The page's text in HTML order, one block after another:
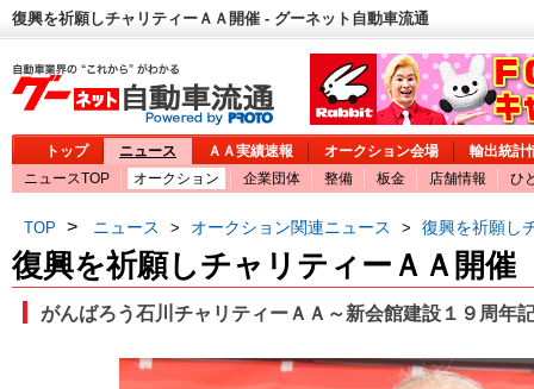
復興を祈願しチャリティーＡＡ開催 - グーネット自動車流通
トップ ニュース ＡＡ実績速報 オークション会場
輸出統計
ニュースTOP
オークション 企業団体 整備 板金 店舗情報 ひ
TOP > ニュース > オークション関連ニュース > 復興を祈願し
復興を祈願しチャリティーＡＡ開催
がんばろう石川チャリティーＡＡ～新会館建設１９周年